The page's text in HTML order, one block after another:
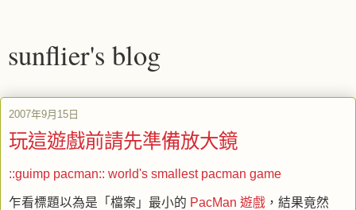
sunflier's blog
2007年9月15日
玩這遊戲前請先準備放大鏡
::guimp pacman:: world's smallest pacman game
乍看標題以為是「檔案」最小的 PacMan 遊戲 ，結果竟然